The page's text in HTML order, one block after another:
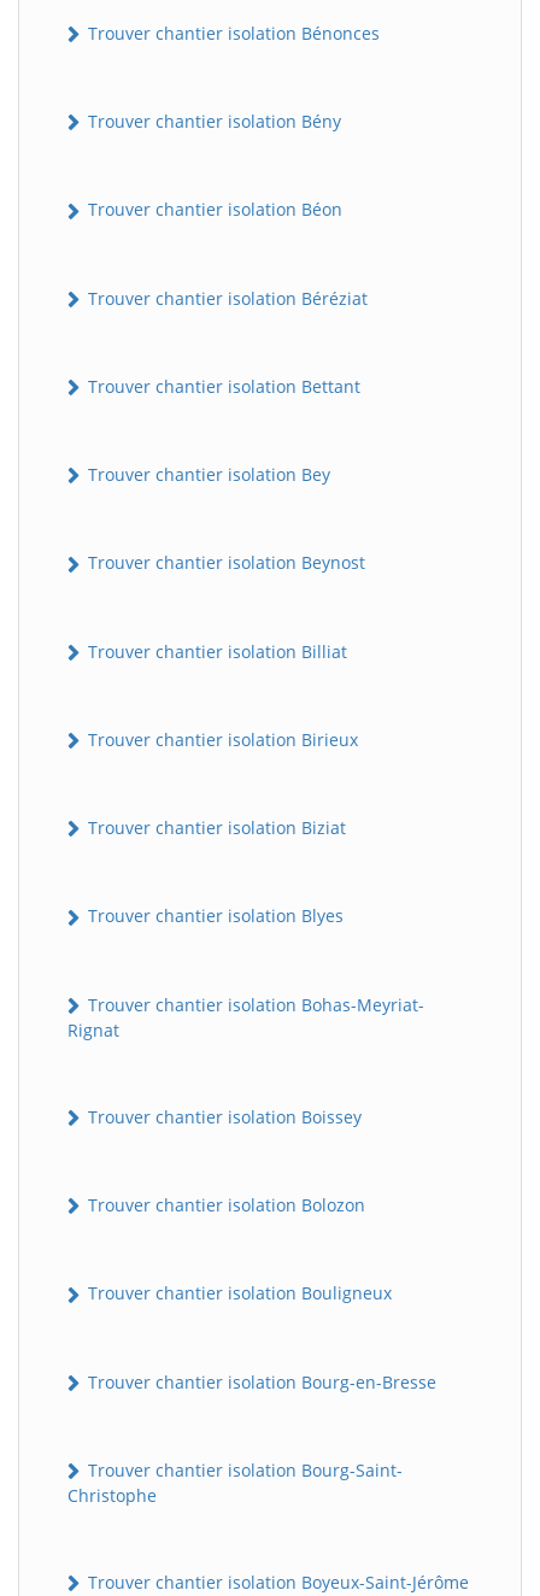
Trouver chantier isolation Bénonces
Trouver chantier isolation Bény
Trouver chantier isolation Béon
Trouver chantier isolation Béréziat
Trouver chantier isolation Bettant
Trouver chantier isolation Bey
Trouver chantier isolation Beynost
Trouver chantier isolation Billiat
Trouver chantier isolation Birieux
Trouver chantier isolation Biziat
Trouver chantier isolation Blyes
Trouver chantier isolation Bohas-Meyriat-
Rignat
Trouver chantier isolation Boissey
Trouver chantier isolation Bolozon
Trouver chantier isolation Bouligneux
Trouver chantier isolation Bourg-en-Bresse
Trouver chantier isolation Bourg-Saint-
Christophe
Trouver chantier isolation Boyeux-Saint-Jérôme